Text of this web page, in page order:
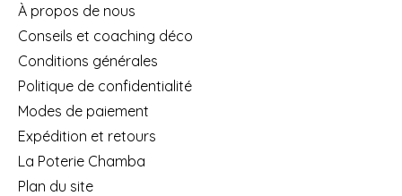
À propos de nous
Conseils et coaching déco
Conditions générales
Politique de confidentialité
Modes de paiement
Expédition et retours
La Poterie Chamba
Plan du site